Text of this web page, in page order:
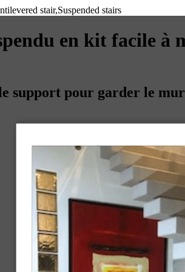
stair,Suspended stairs
en kit facile à
support pour garder le